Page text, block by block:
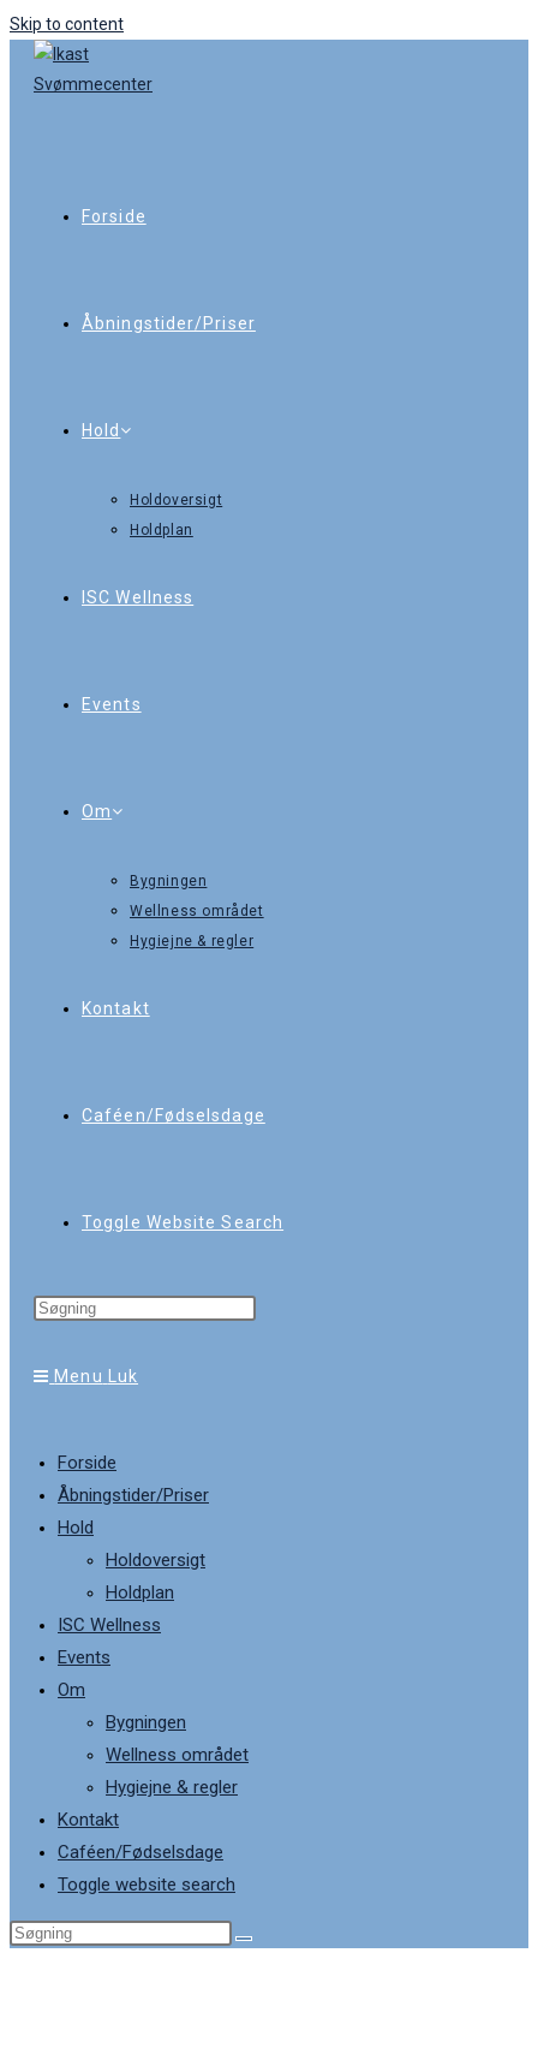
Skip to content
Forside
Åbningstider/Priser
Hold
Holdoversigt
Holdplan
ISC Wellness
Events
Om
Bygningen
Wellness området
Hygiejne & regler
Kontakt
Caféen/Fødselsdage
Toggle Website Search
Menu Luk
Forside
Åbningstider/Priser
Hold
Holdoversigt
Holdplan
ISC Wellness
Events
Om
Bygningen
Wellness området
Hygiejne & regler
Kontakt
Caféen/Fødselsdage
Toggle website search